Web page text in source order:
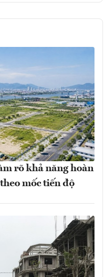
rõ khả năng hoàn
mốc tiến độ